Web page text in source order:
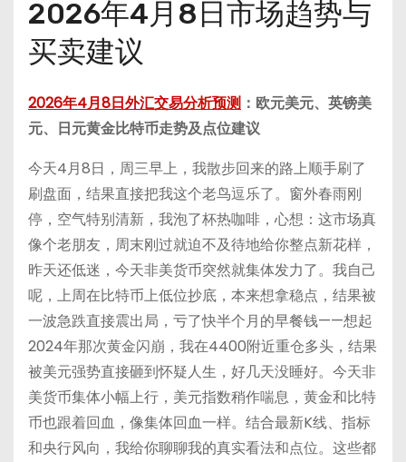
2026年4月8日市场趋势与
买卖建议
2026年4月8日外汇交易分析预测 ：欧元美元、英镑美
元、日元黄金比特币走势及点位建议
今天4月8日，周三早上，我散步回来的路上顺手刷了
刷盘面，结果直接把我这个老鸟逗乐了。窗外春雨刚
停，空气特别清新，我泡了杯热咖啡，心想：这市场真
像个老朋友，周末刚过就迫不及待地给你整点新花样，
昨天还低迷，今天非美货币突然就集体发力了。我自己
呢，上周在比特币上低位抄底，本来想拿稳点，结果被
一波急跌直接震出局，亏了快半个月的早餐钱——想起
2024年那次黄金闪崩，我在4400附近重仓多头，结果
被美元强势直接砸到怀疑人生，好几天没睡好。今天非
美货币集体小幅上行，美元指数稍作喘息，黄金和比特
币也跟着回血，像集体回血一样。结合最新K线、指标
和央行风向，我给你聊聊我的真实看法和点位。这些都